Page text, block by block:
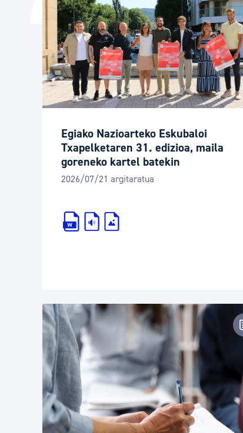
Egiako Nazioarteko Eskubaloi
Txapelketaren 31. edizioa, maila
goreneko kartel batekin
2026/07/21 argitaratua